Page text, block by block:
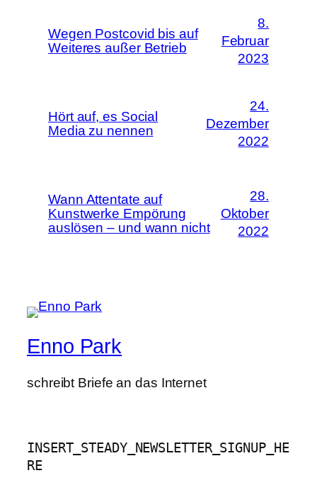
Wegen Postcovid bis auf
Weiteres außer Betrieb
8.
Februar
2023
Hört auf, es Social
Media zu nennen
24.
Dezember
2022
Wann Attentate auf
Kunstwerke Empörung
auslösen – und wann nicht
28.
Oktober
2022
Enno Park
schreibt Briefe an das Internet
INSERT_STEADY_NEWSLETTER_SIGNUP_HE
RE